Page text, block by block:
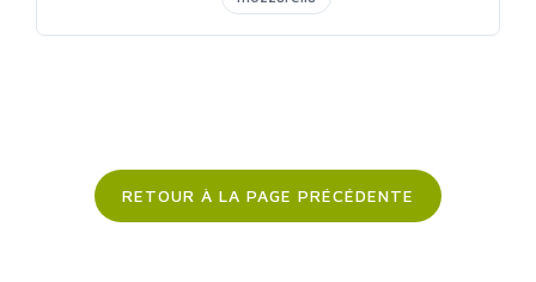
RETOUR À LA PAGE PRÉCÉDENTE